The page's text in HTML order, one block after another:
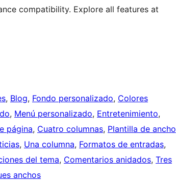
compatibility. Explore all features at
, Blog, Fondo personalizado, Colores
, Menú personalizado, Entretenimiento
página, Cuatro columnas, Plantilla de ancho
, Una columna, Formatos de entradas
del tema, Comentarios anidados, Tres
anchos